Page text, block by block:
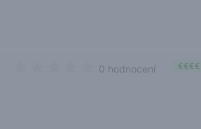
0 hodnocení €€€€